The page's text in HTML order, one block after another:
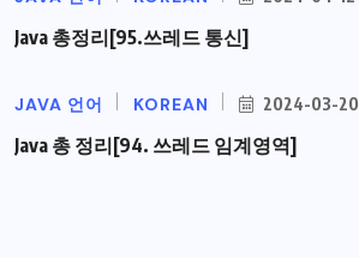
Java 총정리[95.쓰레드 통신]
JAVA 언어 KOREAN 2024-03-20
Java 총 정리[94. 쓰레드 임계영역]